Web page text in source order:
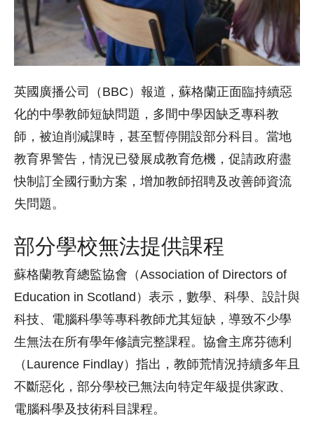
英國廣播公司（BBC）報道，蘇格蘭正面臨持續惡
化的中學教師短缺問題，多間中學因缺乏專科教
師，被迫削減課時，甚至暫停開設部分科目。當地
教育界警告，情況已發展成教育危機，促請政府盡
快制訂全國行動方案，增加教師招聘及改善師資流
失問題。
部分學校無法提供課程
蘇格蘭教育總監協會（Association of Directors of
Education in Scotland）表示，數學、科學、設計與
科技、電腦科學等專科教師尤其短缺，導致不少學
生無法在所有學年修讀完整課程。協會主席芬德利
（Laurence Findlay）指出，教師荒情況持續多年且
不斷惡化，部分學校已無法向特定年級提供家政、
電腦科學及技術科目課程。